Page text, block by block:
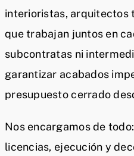
interioristas, arquitectos
que trabajan juntos en
subcontratas ni
garantizar acabados
presupuesto cerrado
Nos encargamos de
licencias, ejecución y